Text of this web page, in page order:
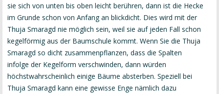
sie sich von unten bis oben leicht berühren, dann ist die Hecke
im Grunde schon von Anfang an blickdicht. Dies wird mit der
Thuja Smaragd nie möglich sein, weil sie auf jeden Fall schon
kegelförmig aus der Baumschule kommt. Wenn Sie die Thuja
Smaragd so dicht zusammenpflanzen, dass die Spalten
infolge der Kegelform verschwinden, dann würden
höchstwahrscheinlich einige Bäume absterben. Speziell bei
Thuja Smaragd kann eine gewisse Enge nämlich dazu